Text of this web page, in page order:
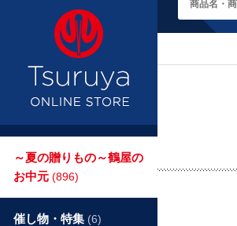
～夏の贈りもの～鶴屋の
お中元 (896)
催し物・特集 (6)